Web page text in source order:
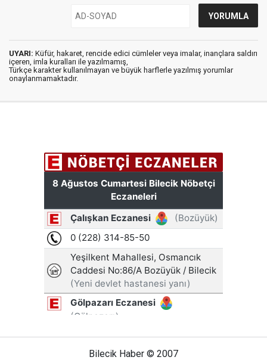
UYARI: Küfür, hakaret, rencide edici cümleler veya imalar, inançlara saldırı
içeren, imla kuralları ile yazılmamış,
Türkçe karakter kullanılmayan ve büyük harflerle yazılmış yorumlar
onaylanmamaktadır.
Bilecik Haber © 2007